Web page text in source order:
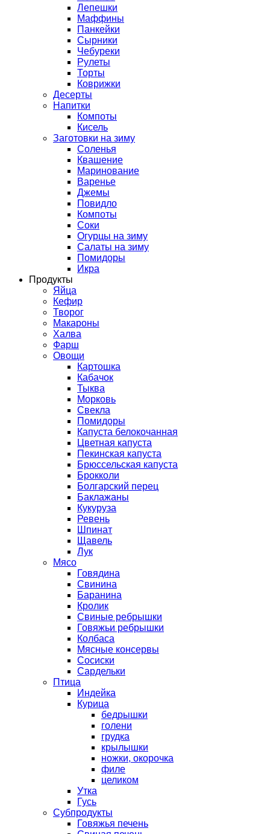
Лепешки
Маффины
Панкейки
Сырники
Чебуреки
Рулеты
Торты
Коврижки
Десерты
Напитки
Компоты
Кисель
Заготовки на зиму
Соленья
Квашение
Маринование
Варенье
Джемы
Повидло
Компоты
Соки
Огурцы на зиму
Салаты на зиму
Помидоры
Икра
Продукты
Яйца
Кефир
Творог
Макароны
Халва
Фарш
Овощи
Картошка
Кабачок
Тыква
Морковь
Свекла
Помидоры
Капуста белокочанная
Цветная капуста
Пекинская капуста
Брюссельская капуста
Брокколи
Болгарский перец
Баклажаны
Кукуруза
Ревень
Шпинат
Щавель
Лук
Мясо
Говядина
Свинина
Баранина
Кролик
Свиные ребрышки
Говяжьи ребрышки
Колбаса
Мясные консервы
Сосиски
Сардельки
Птица
Индейка
Курица
бедрышки
голени
грудка
крылышки
ножки, окорочка
филе
целиком
Утка
Гусь
Субпродукты
Говяжья печень